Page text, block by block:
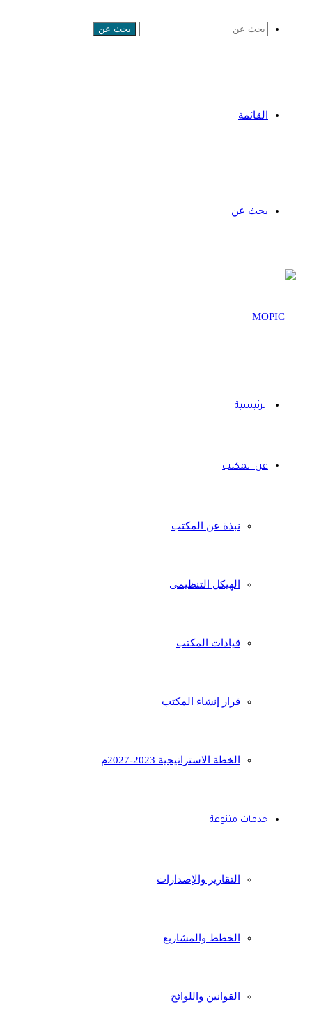
بحث عن
القائمة
بحث عن
الرئيسية
عن المكتب
نبذة عن المكتب
الهيكل التنظيمى
قيادات المكتب
قرار إنشاء المكتب
الخطة الاستراتيجية 2023-2027م
خدمات متنوعة
التقارير والإصدارات
الخطط والمشاريع
القوانين واللوائح